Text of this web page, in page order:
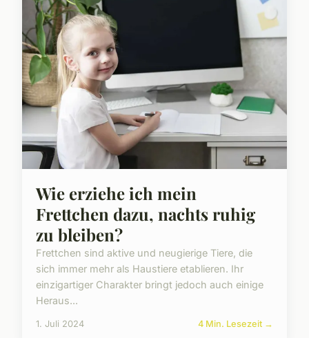
Wie erziehe ich mein
Frettchen dazu, nachts ruhig
zu bleiben?
Frettchen sind aktive und neugierige Tiere, die
sich immer mehr als Haustiere etablieren. Ihr
einzigartiger Charakter bringt jedoch auch einige
Heraus...
1. Juli 2024 4 Min. Lesezeit →